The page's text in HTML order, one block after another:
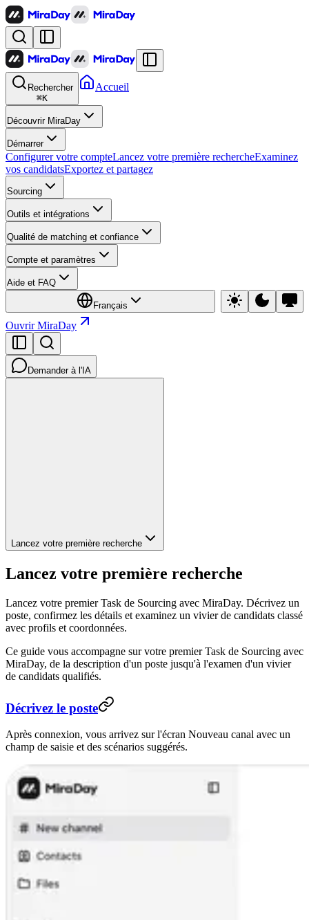
Rechercher
⌘K
Accueil
Découvrir MiraDay
Démarrer
Configurer votre compteLancez votre première rechercheExaminez
vos candidatsExportez et partagez
Sourcing
Outils et intégrations
Qualité de matching et confiance
Compte et paramètres
Aide et FAQ
Français
Ouvrir MiraDay
Demander à l'IA
Lancez votre première recherche
Lancez votre première recherche
Lancez votre premier Task de Sourcing avec MiraDay. Décrivez un
poste, confirmez les détails et examinez un vivier de candidats classé
avec profils et coordonnées.
Ce guide vous accompagne sur votre premier Task de Sourcing avec
MiraDay, de la description d'un poste jusqu'à l'examen d'un vivier
de candidats qualifiés.
Décrivez le poste
Après connexion, vous arrivez sur l'écran Nouveau canal avec un
champ de saisie et des scénarios suggérés.